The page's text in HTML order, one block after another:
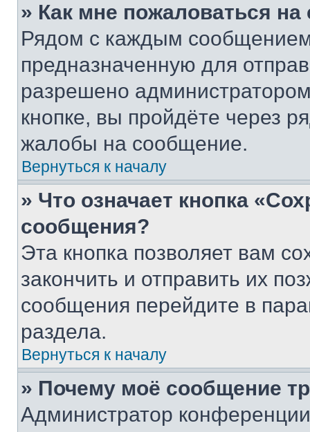
» Как мне пожаловаться
Рядом с каждым сообщением
предназначенную для
разрешено
кнопке, вы пройдёте через
жалобы на сообщение.
Вернуться к началу
» Что означает кнопка
сообщения?
Эта кнопка позволяет вам
закончить и отправить их
сообщения перейдите в
раздела.
Вернуться к началу
» Почему моё сообщение
Администратор